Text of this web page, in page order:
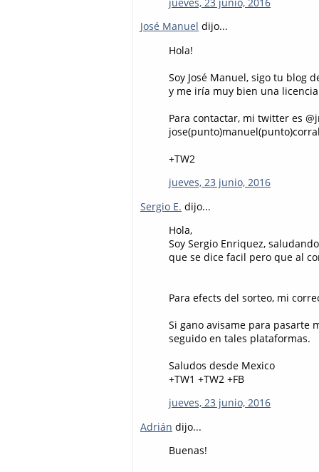
José Manuel dijo...
Hola!
Soy José Manuel, sigo tu blog
y me iría muy bien una
Para contactar, mi twitter es
+TW2
jueves, 23 junio, 2016
Sergio E. dijo...
Hola,
Soy Sergio Enriquez,
que se dice facil pero que al
Para efects del sorteo, mi
Si gano avisame para pasarte
seguido en tales plataformas.
Saludos desde Mexico
+TW1 +TW2 +FB
jueves, 23 junio, 2016
Adrián dijo...
Buenas!